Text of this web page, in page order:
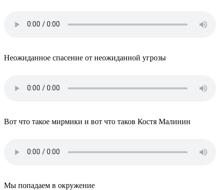
Неожиданное спасение от неожиданной угрозы
Вот что такое мирмики и вот что таков Костя Малинин
Мы попадаем в окружение